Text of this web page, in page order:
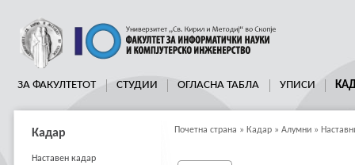
ЗА ФАКУЛТЕТОТ СТУДИИ ОГЛАСНА ТАБЛА УПИСИ
Почетна страна » Кадар » Алумни »
Кадар
Наставен кадар